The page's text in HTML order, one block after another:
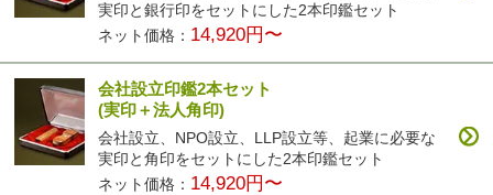
実印と銀行印をセットにした2本印鑑セット
ネット価格： 14,920円〜
会社設立印鑑2本セット
(実印＋法人角印)
会社設立、NPO設立、LLP設立等、起業に必要な
実印と角印をセットにした2本印鑑セット
ネット価格： 14,920円〜